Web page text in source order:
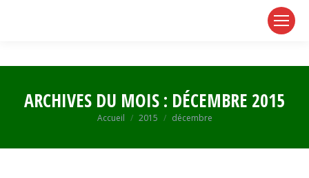
ARCHIVES DU MOIS : DÉCEMBRE 2015
Vous êtes ici :
Accueil 2015 décembre